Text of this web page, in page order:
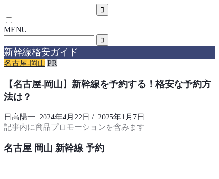
MENU
新幹線格安ガイド
名古屋-岡山 PR
【名古屋-岡山】新幹線を予約する！格安な予約方
法は？
日高陽一 2024年4月22日 / 2025年1月7日
記事内に商品プロモーションを含みます
名古屋 岡山 新幹線 予約